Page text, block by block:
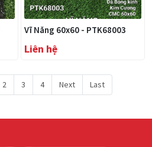
Vĩ Năng 60x60 - PTK68003
Liên hệ
2 3 4 Next Last